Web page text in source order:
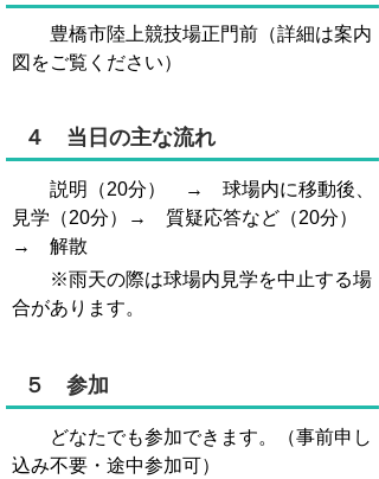
豊橋市陸上競技場正門前（詳細は案内
図をご覧ください）
４ 当日の主な流れ
説明（20分） → 球場内に移動後、
見学（20分）→ 質疑応答など（20分）
→ 解散
※雨天の際は球場内見学を中止する場
合があります。
５ 参加
どなたでも参加できます。（事前申し
込み不要・途中参加可）